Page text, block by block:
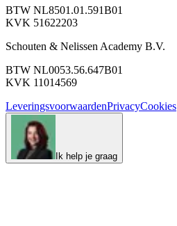
BTW NL8501.01.591B01
KVK 51622203
Schouten & Nelissen Academy B.V.
BTW NL0053.56.647B01
KVK 11014569
LeveringsvoorwaardenPrivacyCookies
Ik help je graag